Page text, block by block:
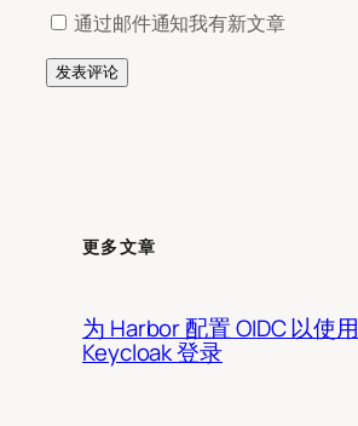
通过邮件通知我有新文章
更多文章
为 Harbor 配置 OIDC 以使用
Keycloak 登录